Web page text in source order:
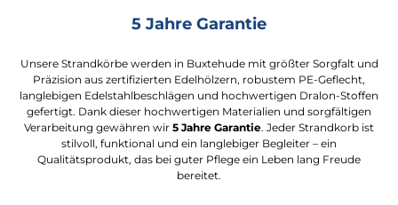
5 Jahre Garantie
Unsere Strandkörbe werden in Buxtehude mit größter Sorgfalt und
Präzision aus zertifizierten Edelhölzern, robustem PE-Geflecht,
langlebigen Edelstahlbeschlägen und hochwertigen Dralon-Stoffen
gefertigt. Dank dieser hochwertigen Materialien und sorgfältigen
Verarbeitung gewähren wir 5 Jahre Garantie. Jeder Strandkorb ist
stilvoll, funktional und ein langlebiger Begleiter – ein
Qualitätsprodukt, das bei guter Pflege ein Leben lang Freude
bereitet.